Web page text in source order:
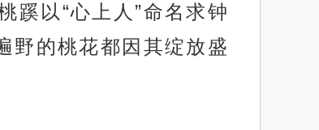
蹊以“心上人”命名求钟
野的桃花都因其绽放盛